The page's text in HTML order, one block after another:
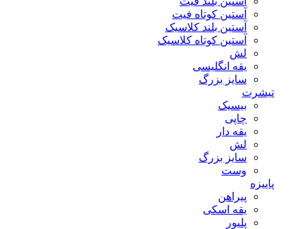
آستین کوتاه فیت
آستین بلند کلاسیک
آستین کوتاه کلاسیک
لش
یقه انگلیسی
سایز بزرگ
تیشرت
بیسیک
چاپی
یقه دار
لش
سایز بزرگ
وست
پاییزه
پیراهن
یقه اسکی
پلیور